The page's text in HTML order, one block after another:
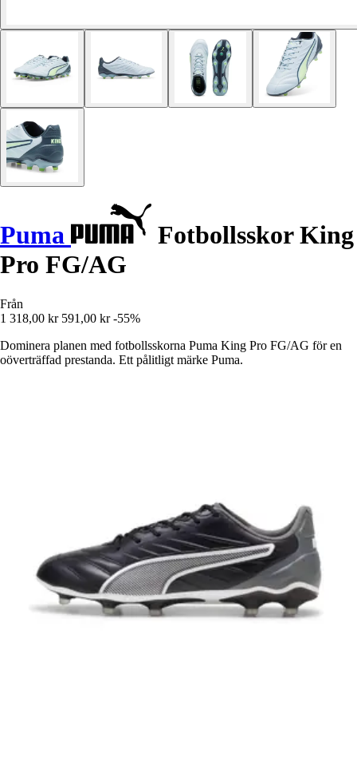
Puma
Fotbollsskor King
Pro FG/AG
Från
1 318,00 kr 591,00 kr -55%
Dominera planen med fotbollsskorna Puma King Pro FG/AG för en
oöverträffad prestanda. Ett pålitligt märke Puma.